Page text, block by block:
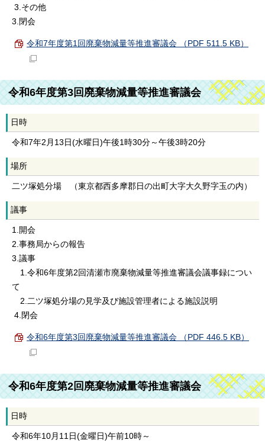
3.その他
3.閉会
令和7年度第1回廃棄物減量等推進審議会 （PDF 511.5 KB）
令和6年度第3回廃棄物減量等推進審議会
日時
令和7年2月13日(水曜日)午後1時30分～午後3時20分
場所
二ツ塚処分場 （東京都西多摩郡日の出町大字大久野字玉の内）
議事
1.開会
2.事務局からの報告
3.議事
1.令和6年度第2回清瀬市廃棄物減量等推進審議会議事録につい
て
2.二ツ塚処分場の見学及び施設管理者による施設説明
4.閉会
令和6年度第3回廃棄物減量等推進審議会 （PDF 446.5 KB）
令和6年度第2回廃棄物減量等推進審議会
日時
令和6年10月11日(金曜日)午前10時～